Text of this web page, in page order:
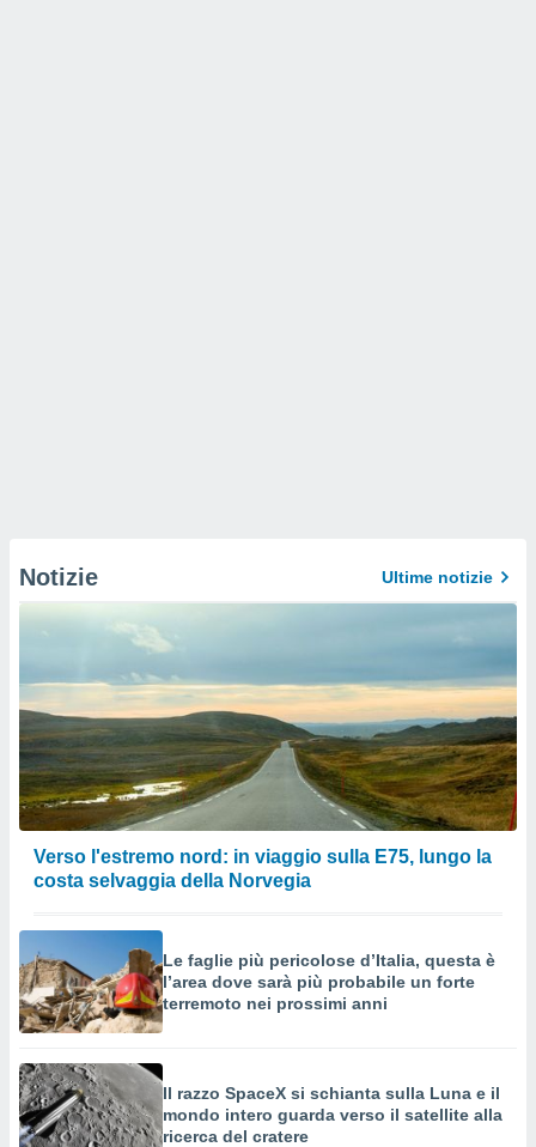
Notizie Ultime notizie
Verso l'estremo nord: in viaggio sulla E75, lungo la
costa selvaggia della Norvegia
Le faglie più pericolose d’Italia, questa è
l’area dove sarà più probabile un forte
terremoto nei prossimi anni
Il razzo SpaceX si schianta sulla Luna e il
mondo intero guarda verso il satellite alla
ricerca del cratere